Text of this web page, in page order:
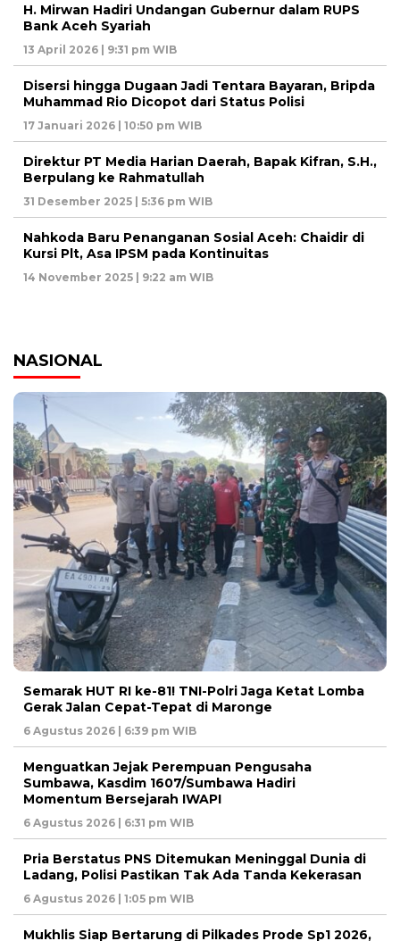
H. Mirwan Hadiri Undangan Gubernur dalam RUPS
Bank Aceh Syariah
13 April 2026 | 9:31 pm WIB
Disersi hingga Dugaan Jadi Tentara Bayaran, Bripda
Muhammad Rio Dicopot dari Status Polisi
17 Januari 2026 | 10:50 pm WIB
Direktur PT Media Harian Daerah, Bapak Kifran, S.H.,
Berpulang ke Rahmatullah
31 Desember 2025 | 5:36 pm WIB
Nahkoda Baru Penanganan Sosial Aceh: Chaidir di
Kursi Plt, Asa IPSM pada Kontinuitas
14 November 2025 | 9:22 am WIB
NASIONAL
Semarak HUT RI ke-81! TNI-Polri Jaga Ketat Lomba
Gerak Jalan Cepat-Tepat di Maronge
6 Agustus 2026 | 6:39 pm WIB
Menguatkan Jejak Perempuan Pengusaha
Sumbawa, Kasdim 1607/Sumbawa Hadiri
Momentum Bersejarah IWAPI
6 Agustus 2026 | 6:31 pm WIB
Pria Berstatus PNS Ditemukan Meninggal Dunia di
Ladang, Polisi Pastikan Tak Ada Tanda Kekerasan
6 Agustus 2026 | 1:05 pm WIB
Mukhlis Siap Bertarung di Pilkades Prode Sp1 2026,